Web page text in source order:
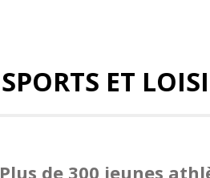
SPORTS ET
Plus de 300 jeunes